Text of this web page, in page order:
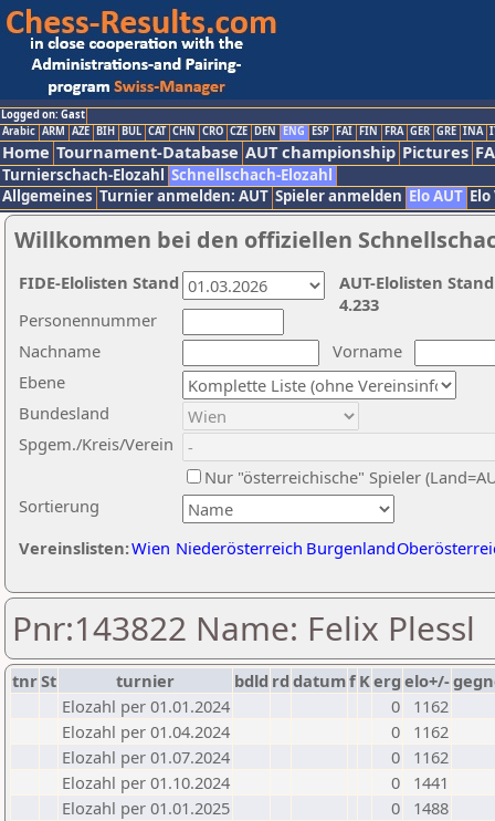
Logged on: Gast
Arabic ARM AZE BIH BUL CAT CHN CRO CZE DEN ENG ESP FAI FIN FRA GER GRE INA
Home Tournament-Database AUT championship Pictures
Turnierschach-Elozahl Schnellschach-Elozahl
Allgemeines Turnier anmelden: AUT Spieler anmelden Elo AUT
Willkommen bei den offiziellen
Nachname
Vorname
Ebene
Sortierung
Personennummer
Bundesland
Spgem./Kreis/Verein
Nur "österreichische" Spieler
Vereinslisten:Wien Niederösterreich Burgenland
AUT-Elolisten
4.233
FIDE-Elolisten Stand
Pnr:143822 Name: Felix Plessl
tnrSt turnier bdld rd datumf Kerg elo+/-
Elozahl per 01.01.2024
0
1162
Elozahl per 01.04.2024
0
1162
Elozahl per 01.07.2024
0
1162
Elozahl per 01.10.2024
0
1441
Elozahl per 01.01.2025
0
1488